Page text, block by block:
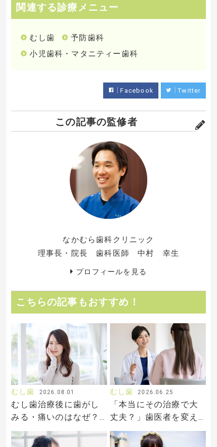
関連する診療メニュー
むし歯
予防歯科
小児歯科・マタニティー歯科
Facebook Twitter
この記事の監修者
なかむら歯科クリニック
理事長・院長 歯科医師 中村 幸生
プロフィールを見る
こちらの記事もおすすめ！
むし歯 2026.08.01
むし歯治療後に歯がし
みる・痛いのはなぜ？
原因と落ち着くまでの
期間を教えて！
むし歯 2026.06.25
「本当にその治療で大
丈夫？」歯医者を変え
るべき3つのサインと、
失敗しない転院のステ